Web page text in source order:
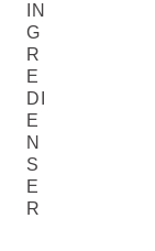
IN
G
R
E
DI
E
N
S
E
R